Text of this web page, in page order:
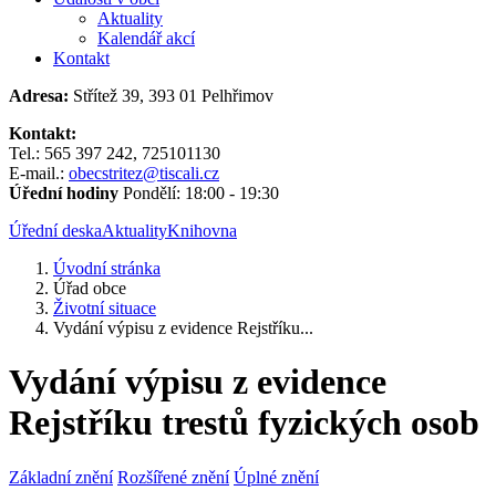
Aktuality
Kalendář akcí
Kontakt
Adresa: Střítež 39, 393 01 Pelhřimov
Kontakt:
Tel.: 565 397 242, 725101130
E-mail.: obecstritez@tiscali.cz
Úřední hodiny Pondělí: 18:00 - 19:30
Úřední deskaAktualityKnihovna
Úvodní stránka
Úřad obce
Životní situace
Vydání výpisu z evidence Rejstříku...
Vydání výpisu z evidence
Rejstříku trestů fyzických osob
Základní znění Rozšířené znění Úplné znění